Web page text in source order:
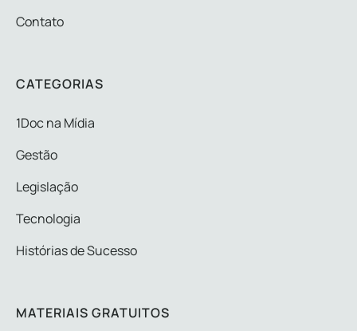
Contato
CATEGORIAS
1Doc na Mídia
Gestão
Legislação
Tecnologia
Histórias de Sucesso
MATERIAIS GRATUITOS